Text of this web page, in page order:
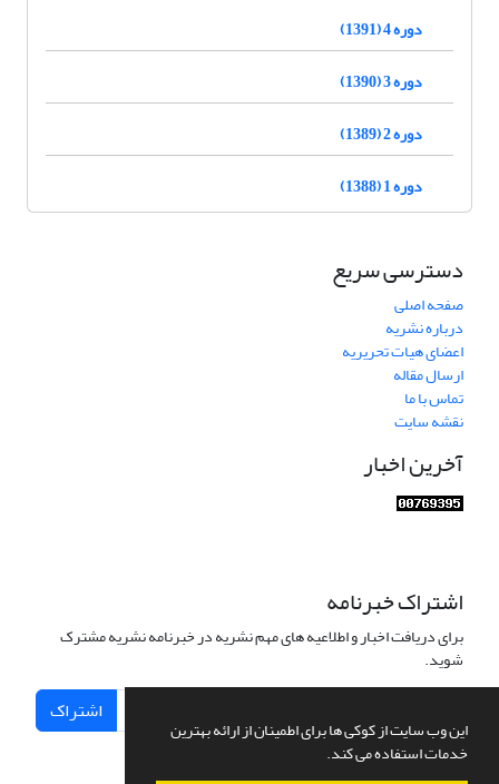
این وب سایت از کوکی ها برای اطمینان از ارائه بهترین
خدمات استفاده می کند.
دوره 4 (1391)
دوره 3 (1390)
دوره 2 (1389)
دوره 1 (1388)
دسترسی سریع
صفحه اصلی
درباره نشریه
اعضای هیات تحریریه
ارسال مقاله
تماس با ما
نقشه سایت
آخرین اخبار
اشتراک خبرنامه
برای دریافت اخبار و اطلاعیه های مهم نشریه در خبرنامه نشریه مشترک
شوید.
اشتراک